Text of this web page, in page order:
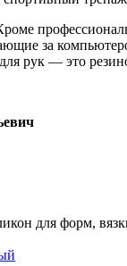
за
рук — это
для форм,